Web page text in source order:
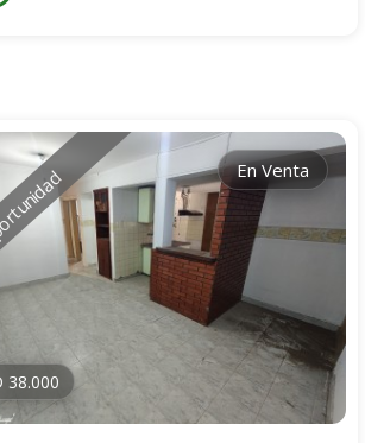
En Venta
38.000